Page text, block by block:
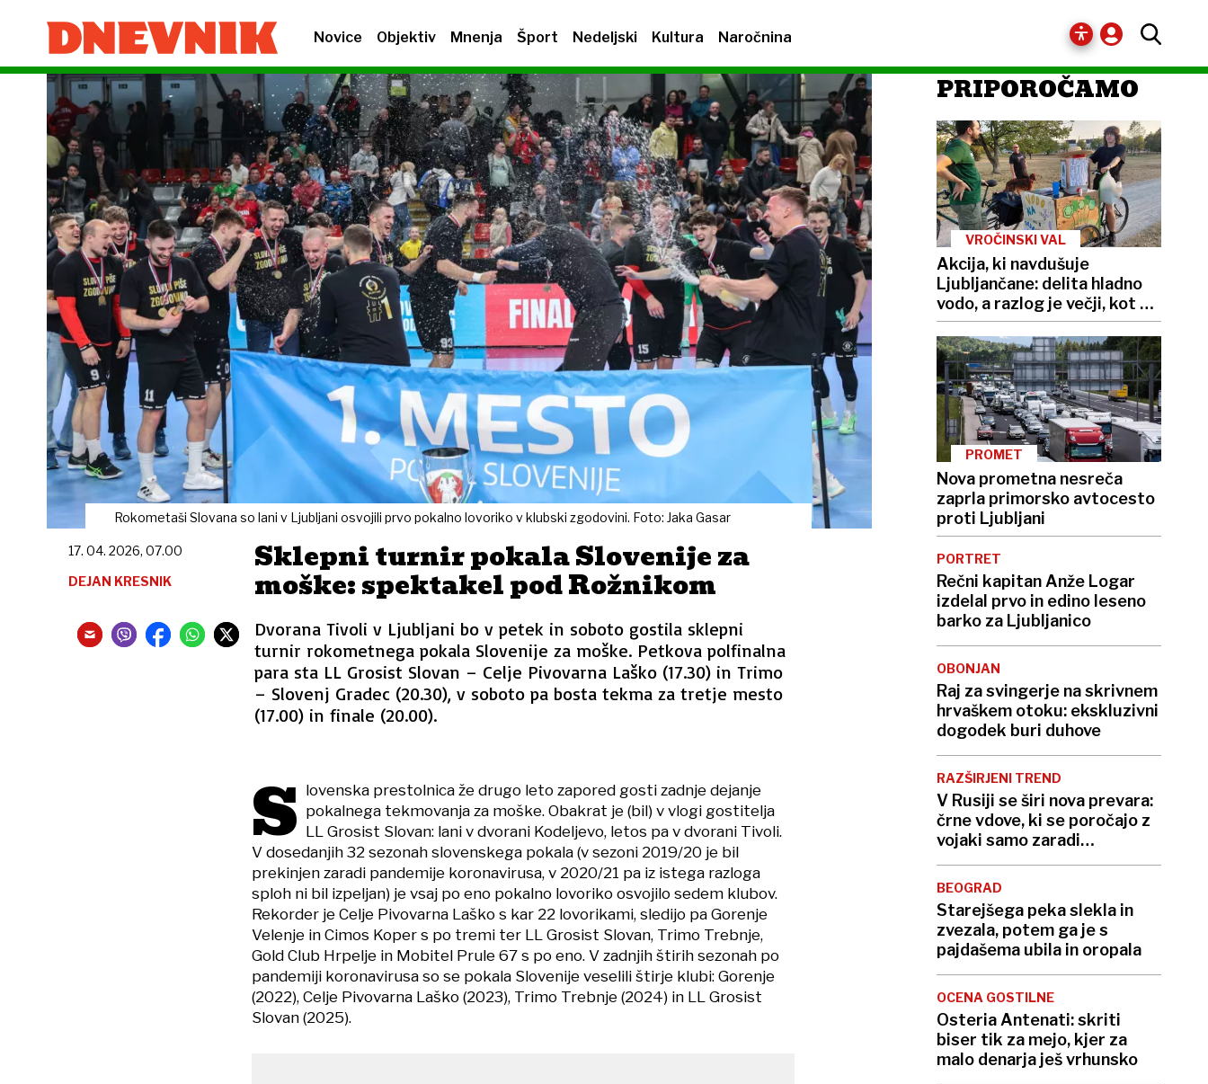
Novice Objektiv Mnenja Šport Nedeljski Kultura Naročnina
Rokometaši Slovana so lani v Ljubljani osvojili prvo pokalno lovoriko v klubski zgodovini. Foto: Jaka Gasar
Sklepni turnir pokala Slovenije za
moške: spektakel pod Rožnikom
Dvorana Tivoli v Ljubljani bo v petek in soboto gostila sklepni
turnir rokometnega pokala Slovenije za moške. Petkova polfinalna
para sta LL Grosist Slovan – Celje Pivovarna Laško (17.30) in Trimo
– Slovenj Gradec (20.30), v soboto pa bosta tekma za tretje mesto
(17.00) in finale (20.00).
17. 04. 2026, 07.00
DEJAN KRESNIK
S lovenska prestolnica že drugo leto zapored gosti zadnje dejanje
pokalnega tekmovanja za moške. Obakrat je (bil) v vlogi gostitelja
LL Grosist Slovan: lani v dvorani Kodeljevo, letos pa v dvorani Tivoli.
V dosedanjih 32 sezonah slovenskega pokala (v sezoni 2019/20 je bil
prekinjen zaradi pandemije koronavirusa, v 2020/21 pa iz istega razloga
sploh ni bil izpeljan) je vsaj po eno pokalno lovoriko osvojilo sedem klubov.
Rekorder je Celje Pivovarna Laško s kar 22 lovorikami, sledijo pa Gorenje
Velenje in Cimos Koper s po tremi ter LL Grosist Slovan, Trimo Trebnje,
Gold Club Hrpelje in Mobitel Prule 67 s po eno. V zadnjih štirih sezonah po
pandemiji koronavirusa so se pokala Slovenije veselili štirje klubi: Gorenje
(2022), Celje Pivovarna Laško (2023), Trimo Trebnje (2024) in LL Grosist
Slovan (2025).
PRIPOROČAMO
VROČINSKI VAL
Akcija, ki navdušuje
Ljubljančane: delita hladno
vodo, a razlog je večji, kot se
zdi
PROMET
Nova prometna nesreča
zaprla primorsko avtocesto
proti Ljubljani
PORTRET
Rečni kapitan Anže Logar
izdelal prvo in edino leseno
barko za Ljubljanico
OBONJAN
Raj za svingerje na skrivnem
hrvaškem otoku: ekskluzivni
dogodek buri duhove
RAZŠIRJENI TREND
V Rusiji se širi nova prevara:
črne vdove, ki se poročajo z
vojaki samo zaradi
odškodnine
BEOGRAD
Starejšega peka slekla in
zvezala, potem ga je s
pajdašema ubila in oropala
OCENA GOSTILNE
Osteria Antenati: skriti
biser tik za mejo, kjer za
malo denarja ješ vrhunsko